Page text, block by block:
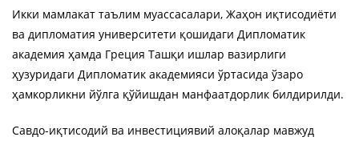
Икки мамлакат таълим муассасалари, Жаҳон иқтисодиёти
ва дипломатия университети қошидаги Дипломатик
академия ҳамда Греция Ташқи ишлар вазирлиги
ҳузуридаги Дипломатик академияси ўртасида ўзаро
ҳамкорликни йўлга қўйишдан манфаатдорлик билдирилди.
Савдо-иқтисодий ва инвестициявий алоқалар мавжуд